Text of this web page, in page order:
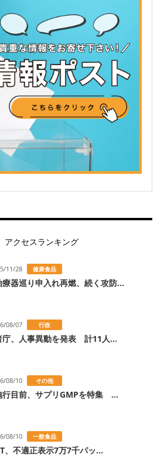
アクセスランキング
11/28 健康食品
療器巡り申入れ再燃、続く攻防...
08/07 行政
庁、人事異動を発表 計11人...
08/10 その他
行目前、サプリGMPを特集 ...
08/10 一般食品
、不適正表示7万7千パッ...